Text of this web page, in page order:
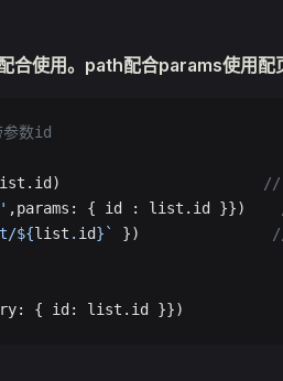
使用。path配合params使用配
参数id
//
,params: { id : list.id }})
${list . id}` })
{ id: list.id }})